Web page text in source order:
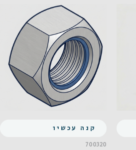
קנה עכשיו
700320